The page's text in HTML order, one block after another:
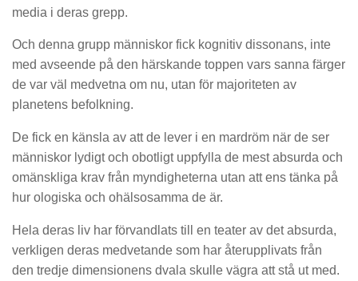
media i deras grepp.
Och denna grupp människor fick kognitiv dissonans, inte
med avseende på den härskande toppen vars sanna färger
de var väl medvetna om nu, utan för majoriteten av
planetens befolkning.
De fick en känsla av att de lever i en mardröm när de ser
människor lydigt och obotligt uppfylla de mest absurda och
omänskliga krav från myndigheterna utan att ens tänka på
hur ologiska och ohälsosamma de är.
Hela deras liv har förvandlats till en teater av det absurda,
verkligen deras medvetande som har återupplivats från
den tredje dimensionens dvala skulle vägra att stå ut med.